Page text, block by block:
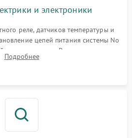
и электроники
реле, датчиков температуры и
цепей питания системы No
и вентилятор. Ремонт или замена
при сбоях алгоритмов.
Подробнее